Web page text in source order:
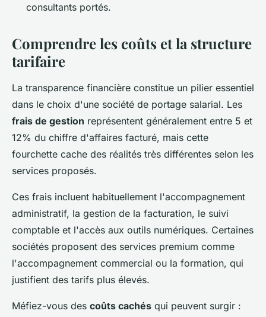
consultants portés.
Comprendre les coûts et la structure
tarifaire
La transparence financière constitue un pilier essentiel
dans le choix d'une société de portage salarial. Les
frais de gestion représentent généralement entre 5 et
12% du chiffre d'affaires facturé, mais cette
fourchette cache des réalités très différentes selon les
services proposés.
Ces frais incluent habituellement l'accompagnement
administratif, la gestion de la facturation, le suivi
comptable et l'accès aux outils numériques. Certaines
sociétés proposent des services premium comme
l'accompagnement commercial ou la formation, qui
justifient des tarifs plus élevés.
Méfiez-vous des coûts cachés qui peuvent surgir :